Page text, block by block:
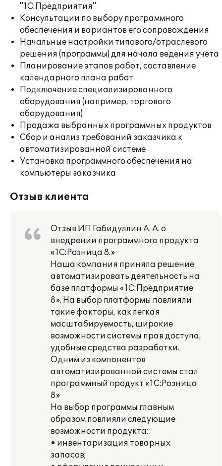
"1С:Предприятия"
Консультации по выбору программного
обеспечения и вариантов его сопровождения
Начальные настройки типового/отраслевого
решения (программы) для начала ведения учета
Планирование этапов работ, составление
календарного плана работ
Подключение специализированного
оборудования (например, торгового
оборудования)
Продажа выбранных программных продуктов
Сбор и анализ требований заказчика к
автоматизированной системе
Установка программного обеспечения на
компьютеры заказчика
Отзыв клиента
Отзыв ИП Габидуллин А. А. о
внедрении программного продукта
«1С:Розница 8.»
Наша компания приняла решение
автоматизировать деятельность на
базе платформы «1С:Предприятие
8». На выбор платформы повлияли
такие факторы, как легкая
масштабируемость, широкие
возможности системы прав доступа,
удобные средства разработки.
Одним из компонентов
автоматизированной системы стал
программный продукт «1С:Розница
8»
На выбор программы главным
образом повлияли следующие
возможности продукта:
• инвентаризация товарных
запасов;